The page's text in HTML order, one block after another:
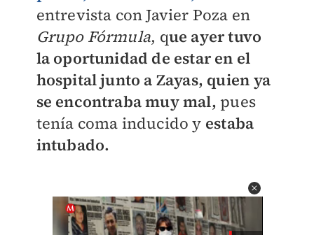
entrevista con Javier Poza en
Grupo Fórmula, que ayer tuvo
la oportunidad de estar en el
hospital junto a Zayas, quien ya
se encontraba muy mal, pues
tenía coma inducido y estaba
intubado.